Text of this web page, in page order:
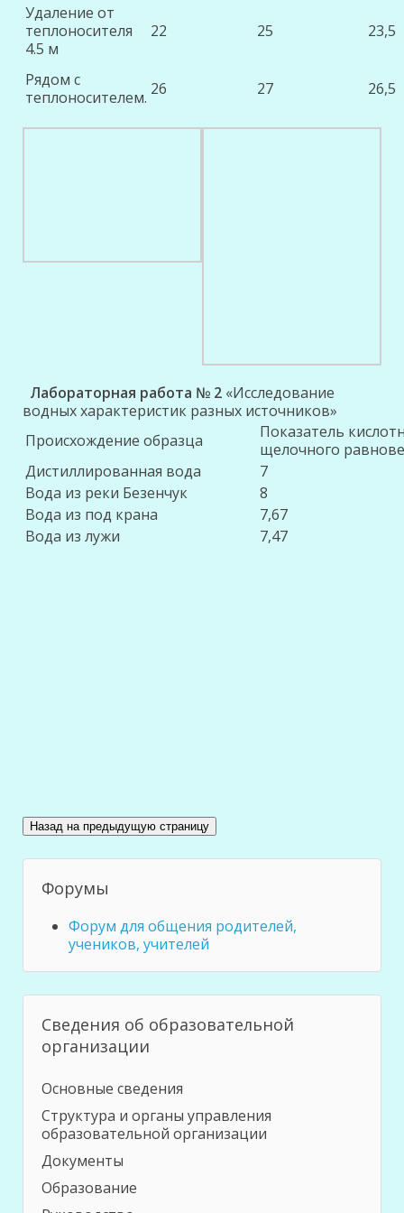
Удаление от
теплоносителя
4.5 м
22 25 23,5
Рядом с
теплоносителем. 26 27 26,5
Лабораторная работа № 2 «Исследование
водных характеристик разных источников»
Происхождение образца
Показатель
щелочного
Дистиллированная вода
7
Вода из реки Безенчук
8
Вода из под крана
7,67
Вода из лужи
7,47
Форумы
Форум для общения родителей,
учеников, учителей
Сведения об образовательной
организации
Основные сведения
Структура и органы управления
образовательной организации
Документы
Образование